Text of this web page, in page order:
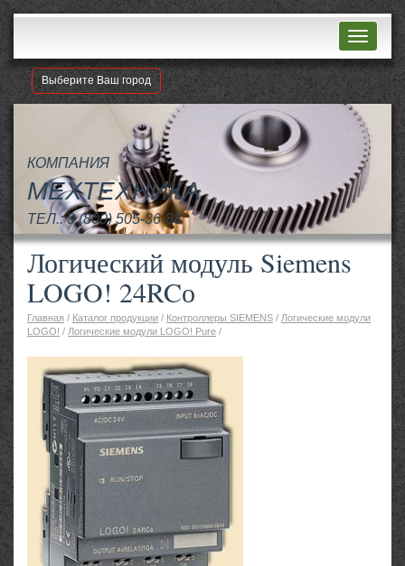
Выберите Ваш город
КОМПАНИЯ
МЕХТЕХНИКА
ТЕЛ.:8 (800) 505-36-88
Логический модуль Siemens
LOGO! 24RCо
Главная / Каталог продукции / Контроллеры SIEMENS / Логические модули
LOGO! / Логические модули LOGO! Pure /